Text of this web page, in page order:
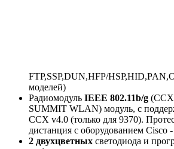
FTP,SSP,DUN,HFP/
моделей)
Радиомодуль IEEE 802.11b/g (ССХ
SUMMIT WLAN) модуль, с
CCX v4.0 (только для 9370).
дистанция c оборудованием Cisco -
2 двухцветных светодиода и